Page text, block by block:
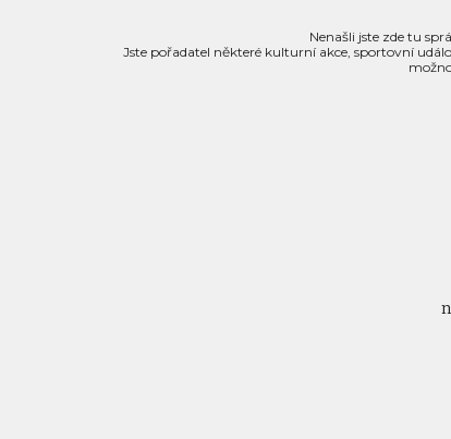
Nenašli jste zde tu
Jste pořadatel některé kulturní akce, sportovní